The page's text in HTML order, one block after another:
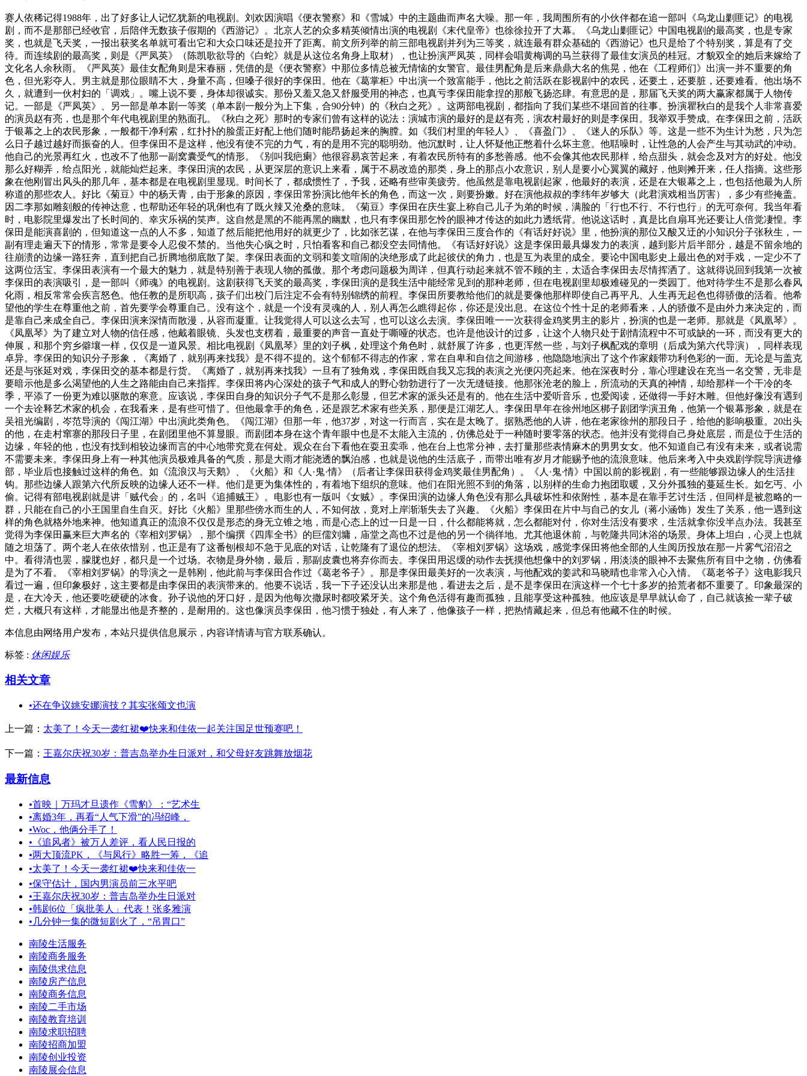
赛人依稀记得1988年，出了好多让人记忆犹新的电视剧。刘欢因演唱《便衣警察》和《雪城》中的主题曲而声名大噪。那一年，我周围所有的小伙伴都在追一部叫《乌龙山剿匪记》的电视
剧，而不是那部已经收官，后陪伴无数孩子假期的《西游记》。北京人艺的众多精英倾情出演的电视剧《末代皇帝》也徐徐拉开了大幕。《乌龙山剿匪记》中国电视剧的最高奖，也是专家
奖，也就是飞天奖，一报出获奖名单就可看出它和大众口味还是拉开了距离。前文所列举的前三部电视剧并列为三等奖，就连最有群众基础的《西游记》也只是给了个特别奖，算是有了交
待。而连续剧的最高奖，则是《严凤英》（陈凯歌欲导的《白蛇》就是从这位名角身上取材），也让扮演严凤英，同样会唱黄梅调的马兰获得了最佳女演员的桂冠。才貌双全的她后来嫁给了
文化名人余秋雨。《严凤英》最佳女配角则是宋春丽，凭借的是《便衣警察》中那位多情总被无情恼的女警官。最佳男配角是后来鼎鼎大名的焦晃，他在《工程师们》出演一并不重要的角
色，但光彩夺人。男主就是那位眼睛不大，身量不高，但嗓子很好的李保田。他在《葛掌柜》中出演一个致富能手，他比之前活跃在影视剧中的农民，还要土，还要脏，还要难看。他出场不
久，就遭到一伙村妇的「调戏」。嘴上说不要，身体却很诚实。那份又羞又急又舒服受用的神态，也真亏李保田能拿捏的那般飞扬恣肆。有意思的是，那届飞天奖的两大赢家都属于人物传
记。一部是《严凤英》、另一部是单本剧一等奖（单本剧一般分为上下集，合90分钟）的《秋白之死》。这两部电视剧，都指向了我们某些不堪回首的往事。扮演瞿秋白的是我个人非常喜爱
的演员赵有亮，也是那个年代电视剧里的熟面孔。《秋白之死》那时的专家们曾有这样的说法：演城市演的最好的是赵有亮，演农村最好的则是李保田。我举双手赞成。在李保田之前，活跃
于银幕之上的农民形象，一般都干净利索，红扑扑的脸蛋正好配上他们随时能昂扬起来的胸膛。如《我们村里的年轻人》、《喜盈门》、《迷人的乐队》等。这是一些不为生计为愁，只为怎
么日子越过越好而振奋的人。但李保田不是这样，他没有使不完的力气，有的是用不完的聪明劲。他沉默时，让人怀疑他正憋着什么坏主意。他聒噪时，让性急的人会产生与其动武的冲动。
他自己的光景再红火，也改不了他那一副窝囊受气的情形。《别叫我疤瘌》他很容易哀苦起来，有着农民所特有的多愁善感。他不会像其他农民那样，给点甜头，就会念及对方的好处。他没
那么好糊弄，给点阳光，就能灿烂起来。李保田演的农民，从更深层的意识上来看，属于不易改造的那类，身上的那点小农意识，别人是要小心翼翼的藏好，他则摊开来，任人指摘。这些形
象在他刚冒出风头的那几年，基本都是在电视剧里显现。时间长了，都成惯性了，予我，还略有些审美疲劳。他虽然是靠电视剧起家，他最好的表演，还是在大银幕之上，也包括他最为人所
称道的那些农人。好比《菊豆》中的杨天青，由于形象的原因，李保田常扮演比他年长的角色，而这一次，则要扮嫩。好在演他叔叔的李纬年岁够大（此君演戏相当厉害），多少有些掩盖。
因二李那如雕刻般的传神达意，也帮助还年轻的巩俐也有了既火辣又沧桑的意味。《菊豆》李保田在庆生宴上称自己儿子为弟的时候，满脸的「行也不行、不行也行」的无可奈何。我当年看
时，电影院里爆发出了长时间的、幸灾乐祸的笑声。这自然是黑的不能再黑的幽默，也只有李保田那乞怜的眼神才传达的如此力透纸背。他说这话时，真是比自扇耳光还要让人倍觉凄惶。李
保田是能演喜剧的，但知道这一点的人不多，知道了然后能把他用好的就更少了，比如张艺谋，在他与李保田三度合作的《有话好好说》里，他扮演的那位又酸又迂的小知识分子张秋生，一
副有理走遍天下的情形，常常是要令人忍俊不禁的。当他失心疯之时，只怕看客和自己都没空去同情他。《有话好好说》这是李保田最具爆发力的表演，越到影片后半部分，越是不留余地的
往崩溃的边缘一路狂奔，直到把自己折腾地彻底散了架。李保田表面的文弱和姜文喧闹的决绝形成了此起彼伏的角力，也是互为表里的成全。要论中国电影史上最出色的对手戏，一定少不了
这两位活宝。李保田表演有一个最大的魅力，就是特别善于表现人物的孤傲。那个考虑问题极为周详，但真行动起来就不管不顾的主，太适合李保田去尽情挥洒了。这就得说回到我第一次被
李保田的表演吸引，是一部叫《师魂》的电视剧。这剧获得飞天奖的最高奖，李保田演的是我生活中能经常见到的那种老师，但在电视剧里却极难碰见的一类园丁。他对待学生不是那么春风
化雨，相反常常会疾言怒色。他任教的是所职高，孩子们出校门后注定不会有特别锦绣的前程。李保田所要教给他们的就是要像他那样即使自己再平凡、人生再无起色也得骄傲的活着。他希
望他的学生在尊重他之前，首先要学会尊重自己。没有这个，就是一个没有灵魂的人，别人再怎么瞧得起你，你还是没出息。在这位个性十足的老师看来，人的骄傲不是由外力来决定的，而
是靠自己来成全自己。李保田演来深情而散漫，从容而凝重。让我觉得人可以这么去写，也可以这么去演。李保田唯一一次获得金鸡奖男主的影片，扮演的也是一老师。那就是《凤凰琴》。
《凤凰琴》为了建立对人物的信任感，他戴着眼镜、头发也支楞着，最重要的声音一直处于嘶哑的状态。也许是他设计的过多，让这个人物只处于剧情流程中不可或缺的一环，而没有更大的
伸展，和那个穷乡僻壤一样，仅仅是一道风景。相比电视剧《凤凰琴》里的刘子枫，处理这个角色时，就舒展了许多，也更浑然一些，与刘子枫配戏的章明（后成为第六代导演），同样表现
卓异。李保田的知识分子形象，《离婚了，就别再来找我》是不得不提的。这个郁郁不得志的作家，常在自卑和自信之间游移，他隐隐地演出了这个作家颇带功利色彩的一面。无论是与盖克
还是与张延对戏，李保田交的基本都是行货。《离婚了，就别再来找我》一旦有了独角戏，李保田既自我又忘我的表演之光便闪亮起来。他在深夜时分，靠心理建设在充当一名交警，无非是
要暗示他是多么渴望他的人生之路能由自己来指挥。李保田将内心深处的孩子气和成人的野心勃勃进行了一次无缝链接。他那张沧老的脸上，所流动的天真的神情，却给那样一个干冷的冬
季，平添了一份更为难以驱散的寒意。应该说，李保田自身的知识分子气不是那么彰显，但艺术家的派头还是有的。他在生活中爱听音乐，也爱阅读，还做得一手好木雕。但他好像没有遇到
一个去诠释艺术家的机会，在我看来，是有些可惜了。但他最拿手的角色，还是跟艺术家有些关系，那便是江湖艺人。李保田早年在徐州地区梆子剧团学演丑角，他第一个银幕形象，就是在
吴祖光编剧，岑范导演的《闯江湖》中出演此类角色。《闯江湖》但那一年，他37岁，对这一行而言，实在是太晚了。据熟悉他的人讲，他在老家徐州的那段日子，给他的影响极重。20出头
的他，在走村窜寨的那段日子里，在剧团里他不算显眼。而剧团本身在这个青年眼中也是不太能入主流的，仿佛总处于一种随时要零落的状态。他并没有觉得自己身处底层，而是位于生活的
边缘，年轻的他，也没有找到相较边缘而言的中心地带究竟在何处。观众在台下看他在耍丑卖乖，他在台上也常分神，去打量那些表情麻木的男男女女。他不知道自己有没有未来，或者说需
不需要未来。李保田身上有一种其他演员极难具备的气质，那是大雨才能浇透的飘泊感，也就是说他的生活底子，而带出唯有岁月才能赐予他的流浪意味。他后来考入中央戏剧学院导演进修
部，毕业后也接触过这样的角色。如《流浪汉与天鹅》、《火船》和《人·鬼·情》（后者让李保田获得金鸡奖最佳男配角）。《人·鬼·情》中国以前的影视剧，有一些能够跟边缘人的生活挂
钩。那些边缘人跟第六代所反映的边缘人还不一样。他们是更为集体性的，有着地下组织的意味。他们在阳光照不到的角落，以别样的生命力抱团取暖，又分外孤独的蔓延生长。如乞丐、小
偷。记得有部电视剧就是讲「贼代会」的，名叫《追捕贼王》。电影也有一版叫《女贼》。李保田演的边缘人角色没有那么具破坏性和依附性，基本是在靠手艺讨生活，但同样是被忽略的一
群，只能在自己的小王国里自生自灭。好比《火船》里那些傍水而生的人，不知何故，竟对上岸渐渐失去了兴趣。《火船》李保田在片中与自己的女儿（蒋小涵饰）发生了关系，他一遇到这
样的角色就格外地来神。他知道真正的流浪不仅仅是形态的身无立锥之地，而是心态上的过一日是一日，什么都能将就，怎么都能对付，你对生活没有要求，生活就拿你没半点办法。我甚至
觉得为李保田赢来巨大声名的《宰相刘罗锅》，那个编撰《四库全书》的巨儒刘墉，庙堂之高也不过是他的另一个徜徉地。尤其他退休前，与乾隆共同沐浴的场景。身体上坦白，心灵上也就
随之坦荡了。两个老人在依依惜别，也正是有了这番刨根却不急于见底的对话，让乾隆有了退位的想法。《宰相刘罗锅》这场戏，感觉李保田将他全部的人生阅历投放在那一片雾气沼沼之
中。看得清也罢，朦胧也好，都只是一个过场。衣物是身外物，最后，那副皮囊也将弃你而去。李保田用迟缓的动作去抚摸他想像中的刘罗锅，用淡淡的眼神不去聚焦所有目中之物，仿佛看
是为了不看。《宰相刘罗锅》的导演之一是韩刚，他此前与李保田合作过《葛老爷子》。那是李保田最美好的一次表演，与他配戏的姜武和马晓晴也非常入心入情。《葛老爷子》这电影我只
看过一遍，但印象极好，这主要都是由李保田的表演带来的。他要不说话，我一下子还没认出来那是他，看进去之后，是不是李保田在演这样一个七十多岁的拾荒者都不重要了。印象最深的
是，在大冷天，他还要吃硬硬的冰食。孙子说他的牙口好，是因为他每次撒尿时都咬紧牙关。这个角色活得有趣而孤独，且能享受这种孤独。他应该是早早就认命了，自己就该捡一辈子破
烂，大概只有这样，才能显出他是齐整的，是耐用的。这也像演员李保田，他习惯于独处，有人来了，他像孩子一样，把热情藏起来，但总有他藏不住的时候。
本信息由网络用户发布， 本站只提供信息展示，内容详情请与官方联系确认。
标签 : 休闲娱乐
相关文章
•还在争议姚安娜演技？其实张颂文也演
上一篇： 太美了！今天一袭红裙❤️快来和佳依一起关注国足世预赛吧！
下一篇： 王嘉尔庆祝30岁：普吉岛举办生日派对，和父母好友跳舞放烟花
最新信息
•首映｜万玛才旦遗作《雪豹》：“艺术生
•离婚3年，再看“人气下滑”的冯绍峰，
•Woc，他俩分手了！
• 《追风者》被万人差评，看人民日报的
•两大顶流PK，《与凤行》略胜一筹，《追
•太美了！今天一袭红裙❤️快来和佳依一
•保守估计，国内男演员前三水平吧
•王嘉尔庆祝30岁：普吉岛举办生日派对
•韩剧6位「疯批美人」代表！张多雅演
• 几分钟一集的微短剧火了，“吊胃口”
南陵生活服务
南陵商务服务
南陵供求信息
南陵房产信息
南陵商务信息
南陵二手市场
南陵教育培训
南陵求职招聘
南陵招商加盟
南陵创业投资
南陵展会信息